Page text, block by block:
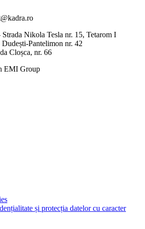
Nikola Tesla nr. 15, Tetarom I
Pantelimon nr. 42
Cloșca, nr. 66
EMI Group
și protecția datelor cu caracter